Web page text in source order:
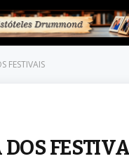
FESTIVAIS